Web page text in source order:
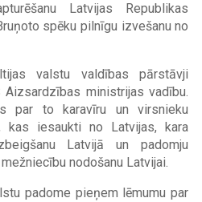
Latvijas Republikas
spēku pilnīgu izvešanu no
valstu valdības pārstāvji
ministrijas vadību.
par to karavīru un virsnieku
kas iesaukti no Latvijas, kara
Latvijā un padomju
nodošanu Latvijai.
padome pieņem lēmumu par